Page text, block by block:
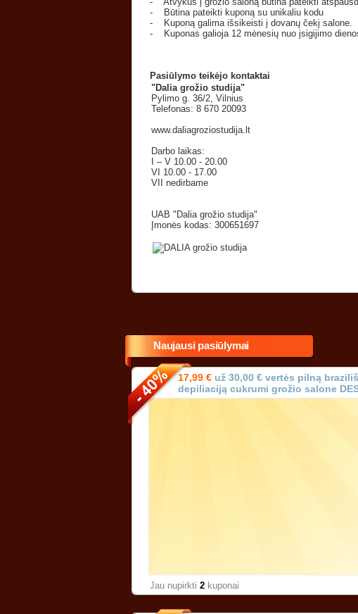
- Būtina pateikti kuponą su unikaliu kodu
- Kuponą galima išsikeisti į dovanų čekį salone.
- Kuponas galioja 12 mėnesių nuo įsigijimo
Pasiūlymo teikėjo kontaktai
"Dalia grožio studija"
Pylimo g. 36/2, Vilnius
Telefonas: 8 670 20093
www.daliagroziostudija.lt
Darbo laikas:
I – V 10.00 - 20.00
VI 10.00 - 17.00
VII nedirbame
UAB "Dalia grožio studija"
Įmonės kodas: 300651697
Naujausi pasiūlymai
17,99 € už 30,00 € vertės pilną
depiliaciją cukrumi grožio salone
Vilniuje!
Jau nupirkti 2 kuponai